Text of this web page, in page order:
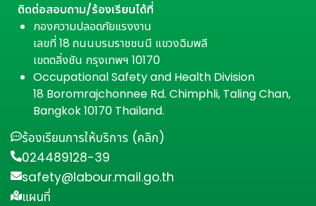
ติดต่อสอบถาม/ร้องเรียนได้ที่
กองความปลอดภัยแรงงาน
เลขที่ 18 ถนนบรมราชชนนี แขวงฉิมพลี
เขตตลิ่งชัน กรุงเทพฯ 10170
Occupational Safety and Health Division
18 Boromrajchonnee Rd. Chimphli, Taling Chan,
Bangkok 10170 Thailand.
ร้องเรียนการให้บริการ (คลิก)
024489128-39
safety@labour.mail.go.th
แผนที่